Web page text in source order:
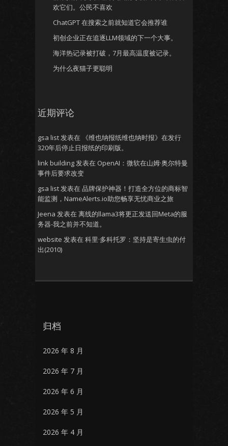
欢它们。公民不喜欢
ChatGPT 在搜索之前就知道它会推荐谁
初创企业正在追逐LLM领域的下一个大事。
海洋热记录被打破，7月最高温度被记录。
为什么夜猫子更聪明
近期评论
gsa list发表在
《维也纳报纸维也纳时报》在发行
320年后停止日报纸的印刷版。
link building发表在 OpenAI：微软在山姆·奥尔特曼
事件后要求改变
gsa list发表在 品牌保护神器！打造全方位的商标智
能监测，NameAlerts.io助您畅享无忧商业之旅
Jeena 发表在 离线的llama3将更正发送回Meta的服
务器-我之前并不知道。
website 发表在 科里·多科托罗：坚持是寄生虫的付
出(2010)
归档
2026 年 8 月
2026 年 7 月
2026 年 6 月
2026 年 5 月
2026 年 4 月